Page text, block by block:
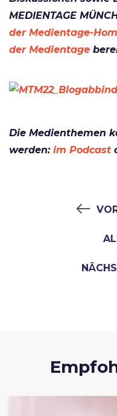
MEDIENTAGE
der Medientage-
der Medientage
Die Medienthemen
werden: im Podcast